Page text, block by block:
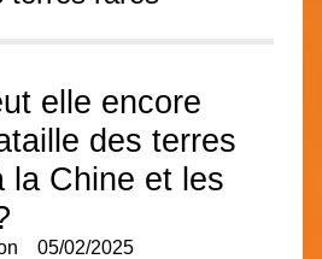
elle encore
des terres
la Chine et les
05/02/2025